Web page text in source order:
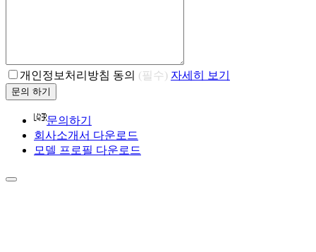
개인정보처리방침 동의 (필수) 자세히 보기
문의 하기
문의하기
회사소개서 다운로드
모델 프로필 다운로드